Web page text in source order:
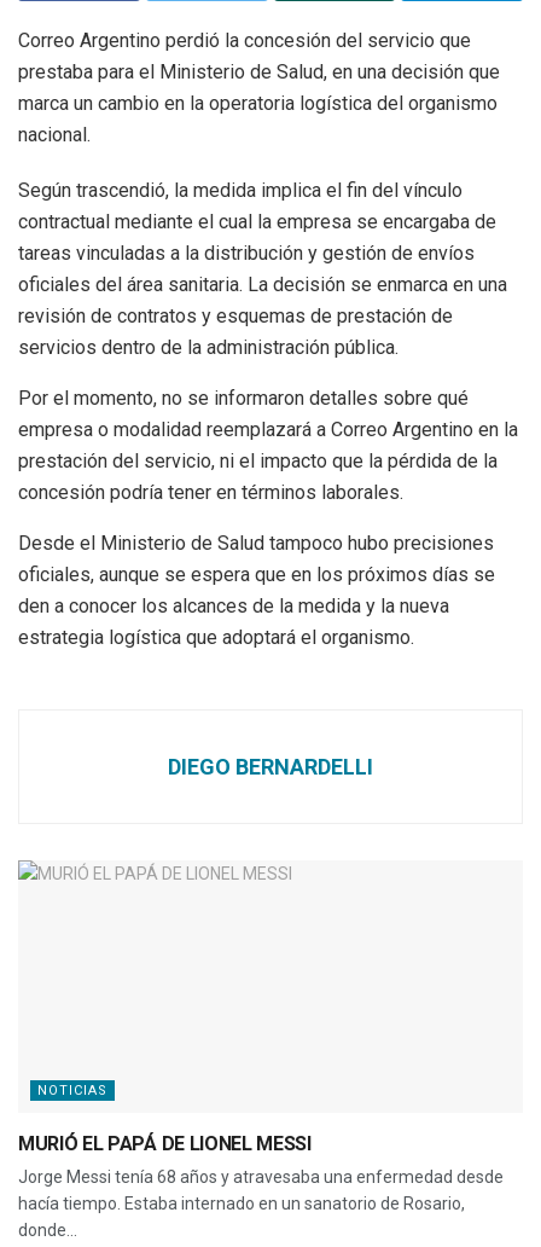
Correo Argentino perdió la concesión del servicio que
prestaba para el Ministerio de Salud, en una decisión que
marca un cambio en la operatoria logística del organismo
nacional.
Según trascendió, la medida implica el fin del vínculo
contractual mediante el cual la empresa se encargaba de
tareas vinculadas a la distribución y gestión de envíos
oficiales del área sanitaria. La decisión se enmarca en una
revisión de contratos y esquemas de prestación de
servicios dentro de la administración pública.
Por el momento, no se informaron detalles sobre qué
empresa o modalidad reemplazará a Correo Argentino en la
prestación del servicio, ni el impacto que la pérdida de la
concesión podría tener en términos laborales.
Desde el Ministerio de Salud tampoco hubo precisiones
oficiales, aunque se espera que en los próximos días se
den a conocer los alcances de la medida y la nueva
estrategia logística que adoptará el organismo.
DIEGO BERNARDELLI
NOTICIAS
MURIÓ EL PAPÁ DE LIONEL MESSI
Jorge Messi tenía 68 años y atravesaba una enfermedad desde
hacía tiempo. Estaba internado en un sanatorio de Rosario,
donde...